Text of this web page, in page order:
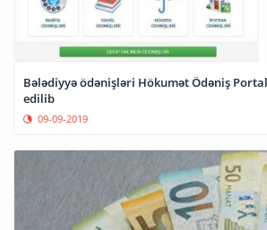
Bələdiyyə ödənişləri Hökumət Ödəniş
edilib
09-09-2019